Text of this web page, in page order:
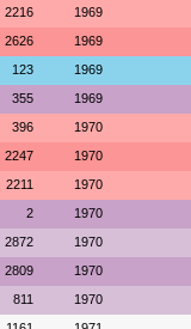
2216 1969
2626 1969
123 1969
355 1969
396 1970
2247 1970
2211 1970
2 1970
2872 1970
2809 1970
811 1970